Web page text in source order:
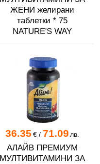
ЖЕНИ желирани
таблетки * 75
NATURE'S WAY
36.35 €/ 71.09 лв.
АЛАЙВ ПРЕМИУМ
МУЛТИВИТАМИНИ ЗА